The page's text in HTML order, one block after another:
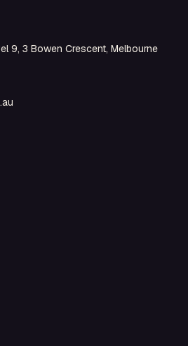
9, 3 Bowen Crescent, Melbourne